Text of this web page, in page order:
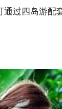
过四岛游配